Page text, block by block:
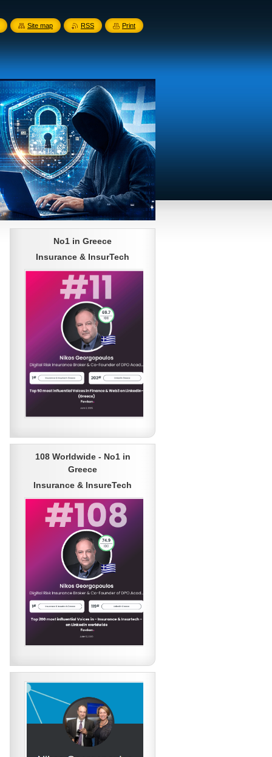
No1 in Greece
Insurance & InsurTech
108 Worldwide - No1 in
Greece
Insurance & InsureTech
Site map RSS Print